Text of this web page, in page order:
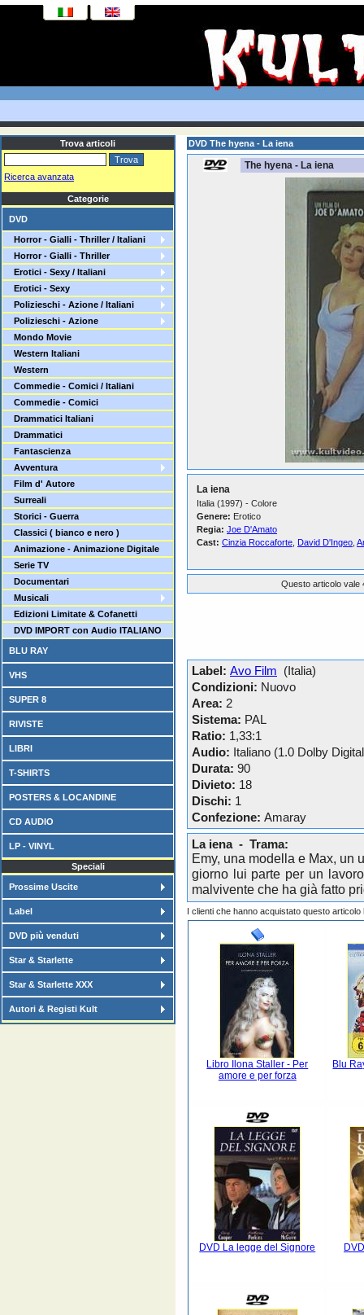
Trova articoli
Ricerca avanzata
Categorie
DVD
Horror - Gialli - Thriller / Italiani
Horror - Gialli - Thriller
Erotici - Sexy / Italiani
Erotici - Sexy
Polizieschi - Azione / Italiani
Polizieschi - Azione
Mondo Movie
Western Italiani
Western
Commedie - Comici / Italiani
Commedie - Comici
Drammatici Italiani
Drammatici
Fantascienza
Avventura
Film d' Autore
Surreali
Storici - Guerra
Classici ( bianco e nero )
Animazione - Animazione Digitale
Serie TV
Documentari
Musicali
Edizioni Limitate & Cofanetti
DVD IMPORT con Audio ITALIANO
BLU RAY
VHS
SUPER 8
RIVISTE
LIBRI
T-SHIRTS
POSTERS & LOCANDINE
CD AUDIO
LP - VINYL
Speciali
Prossime Uscite
Label
DVD più venduti
Star & Starlette
Star & Starlette XXX
Autori & Registi Kult
DVD The hyena - La iena
The hyena - La iena
La iena
Italia (1997) - Colore
Genere: Erotico
Regia: Joe D'Amato
Cast: Cinzia Roccaforte David D'Ingeo
Questo articolo vale
Label: Avo Film (Italia)
Condizioni: Nuovo
Area: 2
Sistema: PAL
Ratio: 1,33:1
Audio: Italiano (1.0 Dolby
Durata: 90
Divieto: 18
Dischi: 1
Confezione: Amaray
La iena - Trama:
Emy, una modella e Max, un
giorno lui parte per un
malvivente che ha già fatto
I clienti che hanno acquistato questo
Libro Ilona Staller - Per
amore e per forza
Blu
DVD La legge del Signore